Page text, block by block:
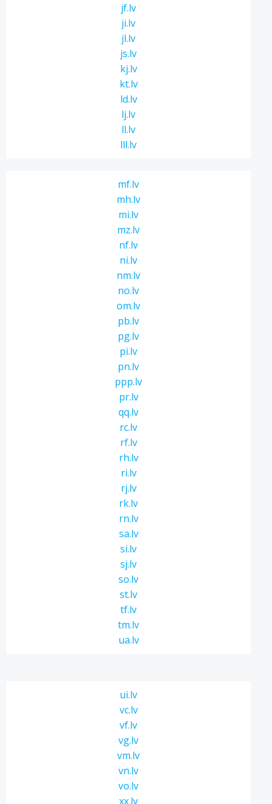
jf.lv
ji.lv
jl.lv
js.lv
kj.lv
kt.lv
ld.lv
lj.lv
ll.lv
lll.lv
mf.lv
mh.lv
mi.lv
mz.lv
nf.lv
ni.lv
nm.lv
no.lv
om.lv
pb.lv
pg.lv
pi.lv
pn.lv
ppp.lv
pr.lv
qq.lv
rc.lv
rf.lv
rh.lv
ri.lv
rj.lv
rk.lv
rn.lv
sa.lv
si.lv
sj.lv
so.lv
st.lv
tf.lv
tm.lv
ua.lv
ui.lv
vc.lv
vf.lv
vg.lv
vm.lv
vn.lv
vo.lv
xx.lv